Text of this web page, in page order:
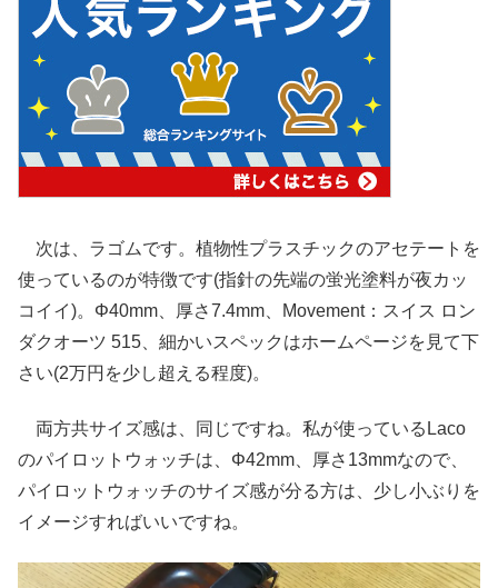
次は、ラゴムです。植物性プラスチックのアセテートを
使っているのが特徴です(指針の先端の蛍光塗料が夜カッ
コイイ)。Φ40mm、厚さ7.4mm、Movement：スイス ロン
ダクオーツ 515、細かいスペックはホームページを見て下
さい(2万円を少し超える程度)。
両方共サイズ感は、同じですね。私が使っているLaco
のパイロットウォッチは、Φ42mm、厚さ13mmなので、
パイロットウォッチのサイズ感が分る方は、少し小ぶりを
イメージすればいいですね。